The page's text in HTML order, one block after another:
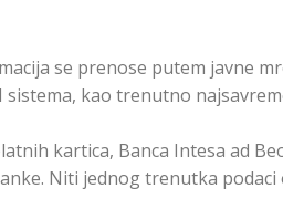
se prenose putem javne
kao trenutno
kartica, Banca Intesa ad
Niti jednog trenutka podaci